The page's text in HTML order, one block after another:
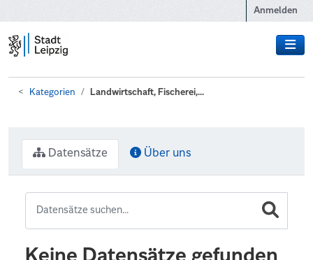
Anmelden
Kategorien Landwirtschaft, Fischerei,...
Datensätze Über uns